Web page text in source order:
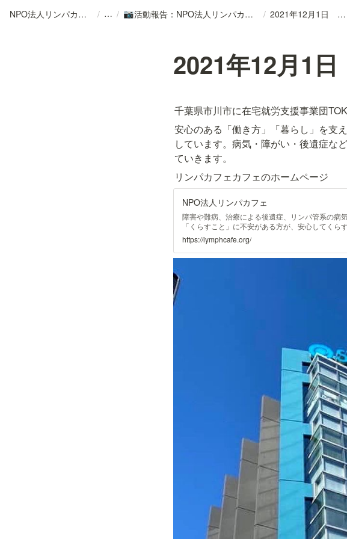
NPO法人リンパカフェ / / 📷 活動報告：NPO法人リンパカフェ / 2021年12月1日 開所
2021年12月1
千葉県市川市に在宅就労支援事業団
安心のある「働き方」「暮らし」を支
しています。病気・障がい・後遺症な
ていきます。
リンパカフェカフェのホームページ
NPO法人リンパカフェ
障害や難病、治療による後遺症、リンパ管系の病
「くらすこと」に不安がある方が、安心してく
くことの両立ができることを実現するための
げみ2/3号 に リンパカフェの活動についてまと
https://lymphcafe.org/